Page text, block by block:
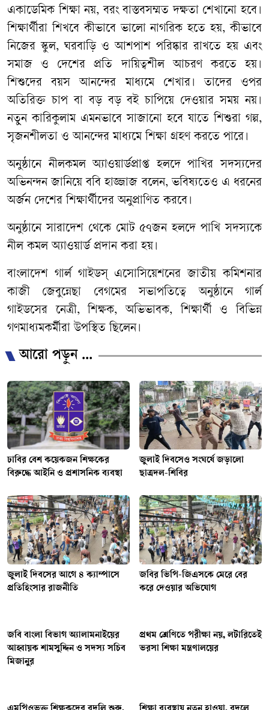
একাডেমিক শিক্ষা নয়, বরং বাস্তবসম্মত দক্ষতা শেখানো হবে।
শিক্ষার্থীরা শিখবে কীভাবে ভালো নাগরিক হতে হয়, কীভাবে
নিজের স্কুল, ঘরবাড়ি ও আশপাশ পরিষ্কার রাখতে হয় এবং
সমাজ ও দেশের প্রতি দায়িত্বশীল আচরণ করতে হয়।
শিশুদের বয়স আনন্দের মাধ্যমে শেখার। তাদের ওপর
অতিরিক্ত চাপ বা বড় বড় বই চাপিয়ে দেওয়ার সময় নয়।
নতুন কারিকুলাম এমনভাবে সাজানো হবে যাতে শিশুরা গল্প,
সৃজনশীলতা ও আনন্দের মাধ্যমে শিক্ষা গ্রহণ করতে পারে।
অনুষ্ঠানে নীলকমল অ্যাওয়ার্ডপ্রাপ্ত হলদে পাখির সদস্যদের
অভিনন্দন জানিয়ে ববি হাজ্জাজ বলেন, ভবিষ্যতেও এ ধরনের
অর্জন দেশের শিক্ষার্থীদের অনুপ্রাণিত করবে।
অনুষ্ঠানে সারাদেশ থেকে মোট ৫৭জন হলদে পাখি সদস্যকে
নীল কমল অ্যাওয়ার্ড প্রদান করা হয়।
বাংলাদেশ গার্ল গাইডস্ এসোসিয়েশনের জাতীয় কমিশনার
কাজী জেবুন্নেছা বেগমের সভাপতিত্বে অনুষ্ঠানে গার্ল
গাইডসের ‌নেত্রী, শিক্ষক, অভিভাবক, শিক্ষার্থী ও বিভিন্ন
গণমাধ্যমকর্মীরা উপস্থিত ছিলেন।
আরো পড়ুন ...
ঢাবির বেশ কয়েকজন শিক্ষকের
বিরুদ্ধে আইনি ও প্রশাসনিক ব্যবস্থা
জুলাই দিবসেও সংঘর্ষে জড়ালো
ছাত্রদল-শিবির
জুলাই দিবসের আগে ৪ ক্যাম্পাসে
প্রতিহিংসার রাজনীতি
জবির ভিপি-জিএসকে মেরে বের
করে দেওয়ার অভিযোগ
আহ্বায়ক শামসুদ্দিন ও সদস্য সচিব
ভরসা শিক্ষা মন্ত্রণালয়ের